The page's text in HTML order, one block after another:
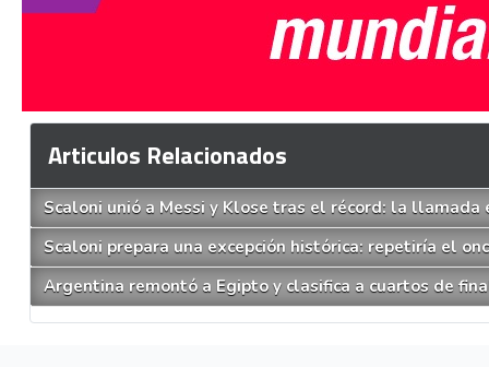
Articulos Relacionados
Scaloni unió a Messi y Klose tras el récord: la
Scaloni prepara una excepción histórica: repetiría el
Argentina remontó a Egipto y clasifica a cuartos de